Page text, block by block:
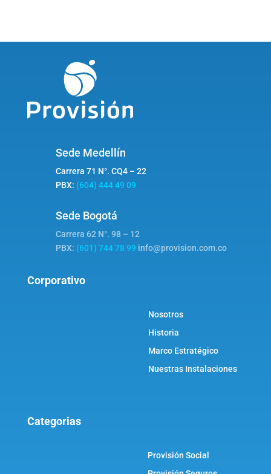
Sede Medellín
Carrera 71 N°. CQ4 – 22
PBX: (604) 444 49 09
Sede Bogotá
Carrera 62 N°. 98 – 12
PBX: (601) 744 78 99 info@provision.com.co
Corporativo
Nosotros
Historia
Marco Estratégico
Nuestras Instalaciones
Categorias
Provisión Social